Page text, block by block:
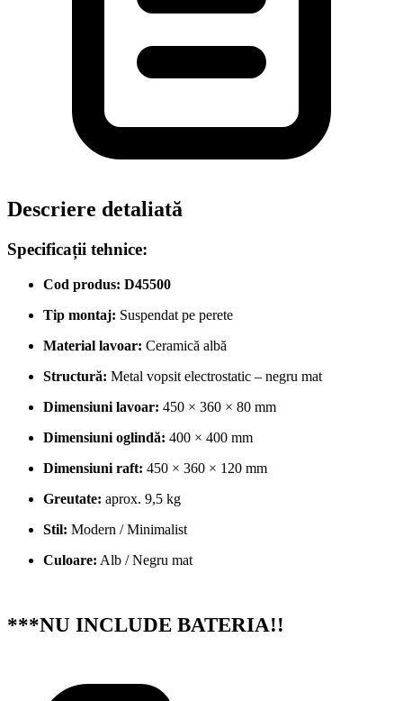
Descriere detaliată
Specificații tehnice:
Cod produs: D45500
Tip montaj: Suspendat pe perete
Material lavoar: Ceramică albă
Structură: Metal vopsit electrostatic – negru mat
Dimensiuni lavoar: 450 × 360 × 80 mm
Dimensiuni oglindă: 400 × 400 mm
Dimensiuni raft: 450 × 360 × 120 mm
Greutate: aprox. 9,5 kg
Stil: Modern / Minimalist
Culoare: Alb / Negru mat
***NU INCLUDE BATERIA!!